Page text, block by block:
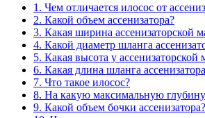
1. Чем отличается илосос от
2. Какой объем ассенизатора?
3. Какая ширина ассенизаторской
4. Какой диаметр шланга
5. Какая высота у
6. Какая длина шланга
7. Что такое илосос?
8. На какую максимальную глубину
9. Какой объем бочки ассенизатора?